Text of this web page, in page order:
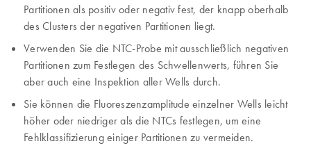
Partitionen als positiv oder negativ fest, der knapp oberhalb
des Clusters der negativen Partitionen liegt.
Verwenden Sie die NTC-Probe mit ausschließlich negativen
Partitionen zum Festlegen des Schwellenwerts, führen Sie
aber auch eine Inspektion aller Wells durch.
Sie können die Fluoreszenzamplitude einzelner Wells leicht
höher oder niedriger als die NTCs festlegen, um eine
Fehlklassifizierung einiger Partitionen zu vermeiden.